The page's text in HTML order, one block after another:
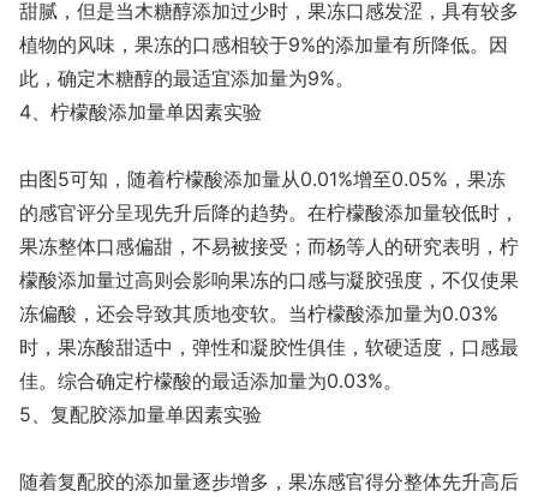
甜腻，但是当木糖醇添加过少时，果冻口感发涩，具有较多
植物的风味，果冻的口感相较于9%的添加量有所降低。因
此，确定木糖醇的最适宜添加量为9%。
4、柠檬酸添加量单因素实验
由图5可知，随着柠檬酸添加量从0.01%增至0.05%，果冻
的感官评分呈现先升后降的趋势。在柠檬酸添加量较低时，
果冻整体口感偏甜，不易被接受；而杨等人的研究表明，柠
檬酸添加量过高则会影响果冻的口感与凝胶强度，不仅使果
冻偏酸，还会导致其质地变软。当柠檬酸添加量为0.03%
时，果冻酸甜适中，弹性和凝胶性俱佳，软硬适度，口感最
佳。综合确定柠檬酸的最适添加量为0.03%。
5、复配胶添加量单因素实验
随着复配胶的添加量逐步增多，果冻感官得分整体先升高后